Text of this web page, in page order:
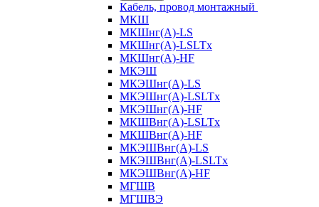
Кабель, провод монтажный
МКШ
МКШнг(А)-LS
МКШнг(А)-LSLTx
МКШнг(А)-HF
МКЭШ
МКЭШнг(А)-LS
МКЭШнг(А)-LSLTx
МКЭШнг(А)-HF
МКШВнг(A)-LSLTx
МКШВнг(А)-HF
МКЭШВнг(А)-LS
МКЭШВнг(A)-LSLTx
МКЭШВнг(А)-HF
МГШВ
МГШВЭ